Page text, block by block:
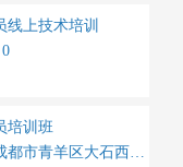
线上技术培训
培训班
成都职业技术学院青羊校区（四川省成都市青羊区大石西路56号）